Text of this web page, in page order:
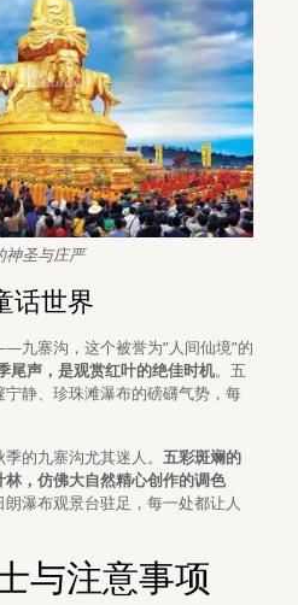
神圣与庄严
话世界
九寨沟，这个被誉为”人间仙境”的
尾声，是观赏红叶的绝佳时机。五
静、珍珠滩瀑布的磅礴气势，每
的九寨沟尤其迷人。 五彩斑斓的
，仿佛大自然精心创作的调色
瀑布观景台驻足，每一处都让人
与注意事项